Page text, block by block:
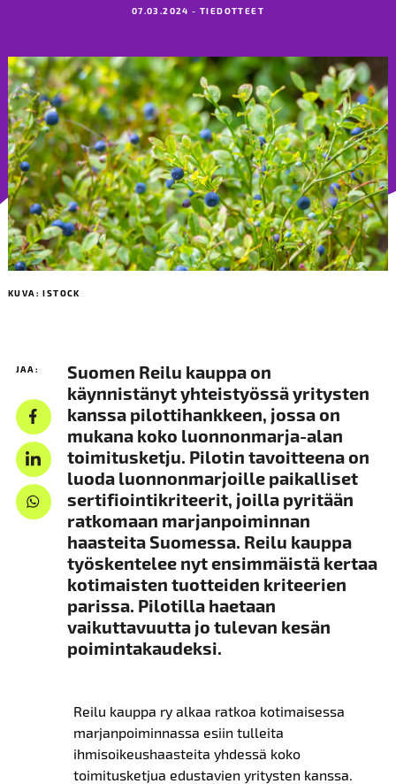
07.03.2024 - TIEDOTTEET
KUVA: ISTOCK
JAA:
Suomen Reilu kauppa on
käynnistänyt yhteistyössä yritysten
kanssa pilottihankkeen, jossa on
mukana koko luonnonmarja-alan
toimitusketju. Pilotin tavoitteena on
luoda luonnonmarjoille paikalliset
sertifiointikriteerit, joilla pyritään
ratkomaan marjanpoiminnan
haasteita Suomessa. Reilu kauppa
työskentelee nyt ensimmäistä kertaa
kotimaisten tuotteiden kriteerien
parissa. Pilotilla haetaan
vaikuttavuutta jo tulevan kesän
poimintakaudeksi.
Reilu kauppa ry alkaa ratkoa kotimaisessa
marjanpoiminnassa esiin tulleita
ihmisoikeushaasteita yhdessä koko
toimitusketjua edustavien yritysten kanssa.